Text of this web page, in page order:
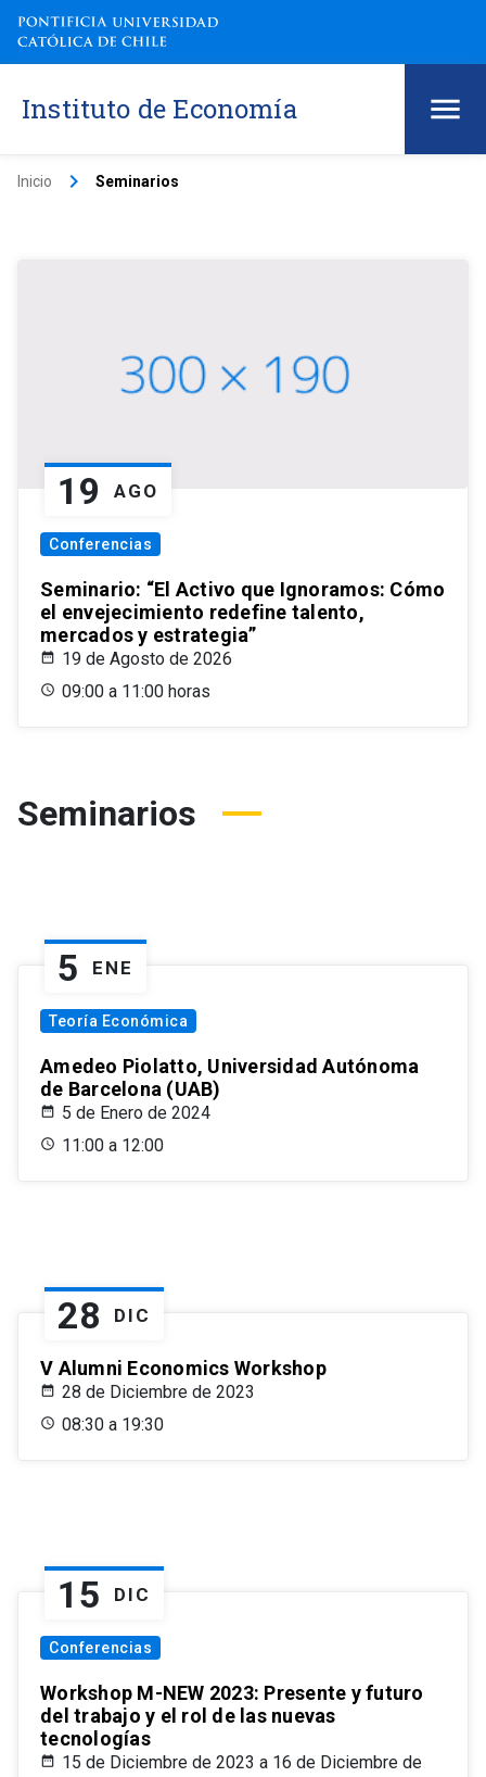
Instituto de Economía
Inicio keyboard_arrow_right Seminarios
19 AGO
Conferencias
Seminario: “El Activo que Ignoramos: Cómo
el envejecimiento redefine talento,
mercados y estrategia”
19 de Agosto de 2026
09:00 a 11:00 horas
Seminarios
5 ENE
Teoría Económica
Amedeo Piolatto, Universidad Autónoma
de Barcelona (UAB)
5 de Enero de 2024
11:00 a 12:00
28 DIC
V Alumni Economics Workshop
28 de Diciembre de 2023
08:30 a 19:30
15 DIC
Conferencias
Workshop M-NEW 2023: Presente y futuro
del trabajo y el rol de las nuevas
tecnologías
15 de Diciembre de 2023 a 16 de Diciembre de